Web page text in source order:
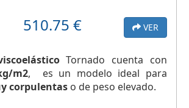
510.75 € VER
Tornado cuenta con
m2, es un modelo ideal para
corpulentas o de peso elevado.